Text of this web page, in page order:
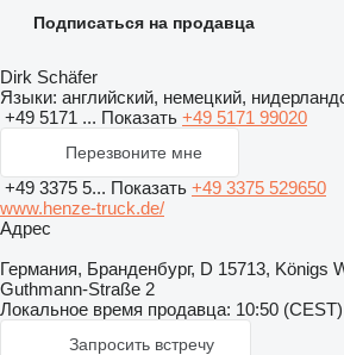
Подписаться на продавца
Dirk Schäfer
Языки: английский, немецкий,
+49 5171 ... Показать +49 5171 99020
Перезвоните мне
+49 3375 5... Показать +49 3375 529650
www.henze-truck.de/
Адрес
Германия, Бранденбург, D 15713, Königs
Guthmann-Straße 2
Локальное время продавца: 10:50 (CEST)
Запросить встречу